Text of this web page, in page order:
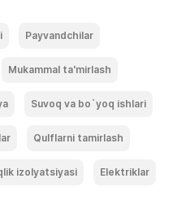
Payvandchilar
Mukammal ta'mirlash
Suvoq va bo`yoq ishlari
Qulflarni tamirlash
izolyatsiyasi Elektriklar